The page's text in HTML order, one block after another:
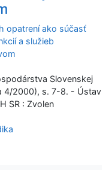
opatrení ako súčasť
a služieb
Slovenskej
4/2000), s. 7-8. - Ústav
SR : Zvolen